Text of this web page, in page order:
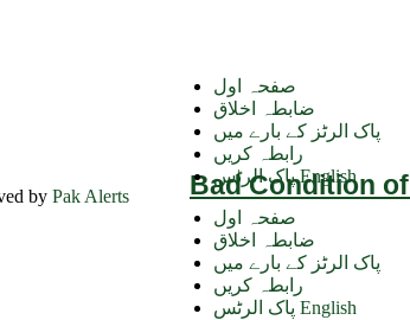
Bad Condition
by Pak Alerts
صفحہ اول
ضابطہ اخلاق
پاک الرٹز کے بارے میں
رابطہ کریں
پاک الرٹس English
صفحہ اول
ضابطہ اخلاق
پاک الرٹز کے بارے میں
رابطہ کریں
پاک الرٹس English